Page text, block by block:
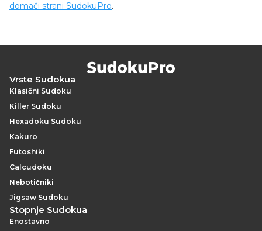
domači strani SudokuPro.
Vrste Sudokua
Klasični Sudoku
Killer Sudoku
Hexadoku Sudoku
Kakuro
Futoshiki
Calcudoku
Nebotičniki
Jigsaw Sudoku
Stopnje Sudokua
Enostavno